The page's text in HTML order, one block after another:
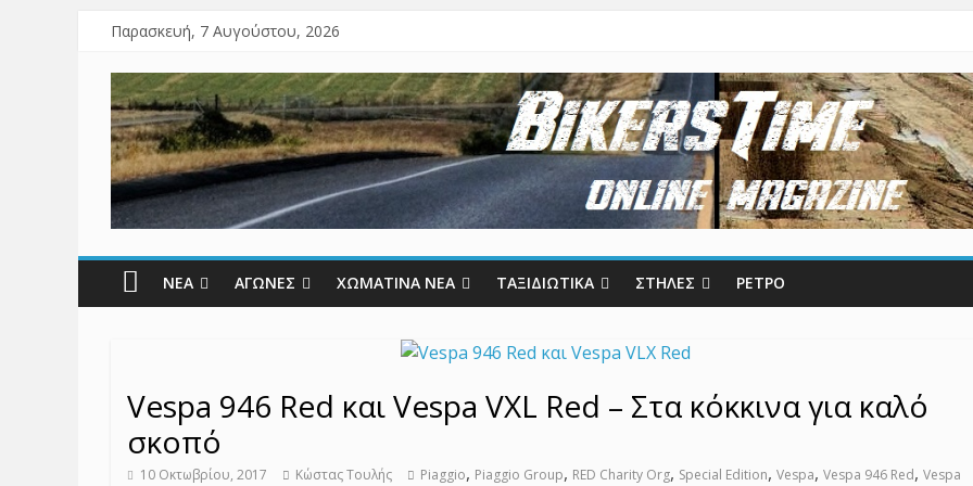
Παρασκευή, 7 Αυγούστου, 2026
ΝΕΑ ΑΓΩΝΕΣ ΧΩΜΑΤΙΝΑ ΝΕΑ ΤΑΞΙΔΙΩΤΙΚΑ ΣΤΗΛΕΣ ΡΕΤΡΟ
Vespa 946 Red και Vespa VXL Red – Στα κόκκινα για καλό
σκοπό
10 Οκτωβρίου, 2017 Κώστας Τουλής Piaggio, Piaggio Group, RED Charity Org, Special Edition, Vespa, Vespa 946 Red, Vespa